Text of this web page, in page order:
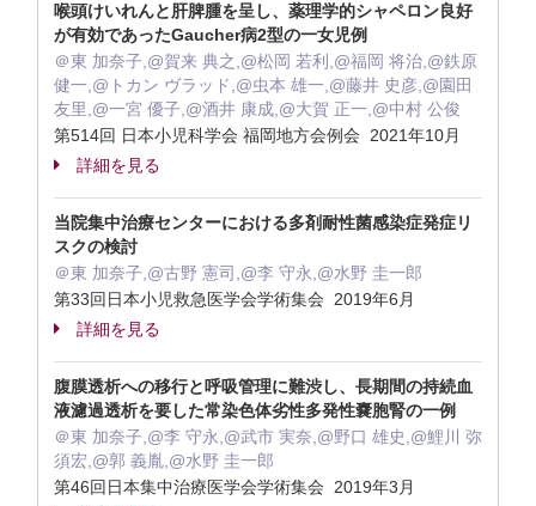
喉頭けいれんと肝脾腫を呈し、薬理学的シャペロン良好
が有効であったGaucher病2型の一女児例
＠東 加奈子,@賀来 典之,@松岡 若利,@福岡 将治,@鉄原
健一,@トカン ヴラッド,@虫本 雄一,@藤井 史彦,@園田
友里,@一宮 優子,@酒井 康成,@大賀 正一,@中村 公俊
第514回 日本小児科学会 福岡地方会例会 2021年10月
詳細を見る
当院集中治療センターにおける多剤耐性菌感染症発症リ
スクの検討
＠東 加奈子,@古野 憲司,@李 守永,@水野 圭一郎
第33回日本小児救急医学会学術集会 2019年6月
詳細を見る
腹膜透析への移行と呼吸管理に難渋し、長期間の持続血
液濾過透析を要した常染色体劣性多発性嚢胞腎の一例
＠東 加奈子,@李 守永,@武市 実奈,@野口 雄史,@鯉川 弥
須宏,@郭 義胤,@水野 圭一郎
第46回日本集中治療医学会学術集会 2019年3月